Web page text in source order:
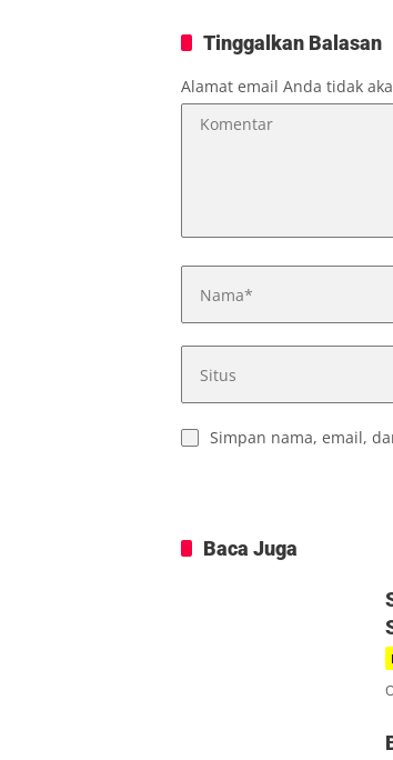
Tinggalkan Balasan
Alamat email Anda tidak
Simpan nama, email,
Baca Juga